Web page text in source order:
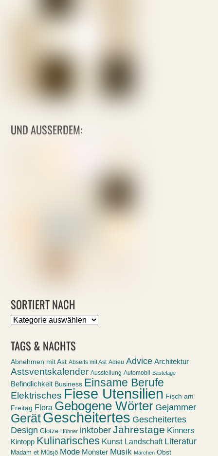
UND AUSSERDEM:
SORTIERT NACH
Sortiert
TAGS & NACHTS
Abnehmen mit Ast Abseits mit Ast Adieu Advice Architektur
Astsventskalender Ausstellung Automobil Bastelage
Befindlichkeit Business Einsame Berufe
Elektrisches Fiese Utensilien Fisch am
Freitag Flora Gebogene Wörter Gejammer
GerätGescheitertes Gescheitertes
Design Glotze Hühner inktober Jahrestage Kinners
Kintopp Kulinarisches Kunst Landschaft Literatur
Madam et Müsjö Mode Monster Musik Märchen Obst